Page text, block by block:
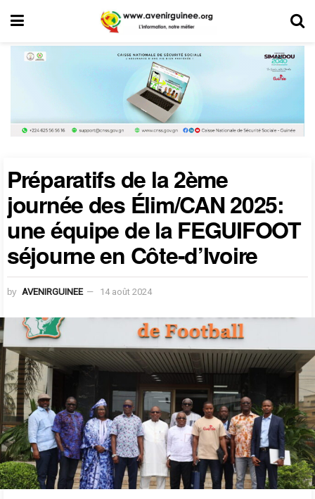
Préparatifs de la 2ème
journée des Élim/CAN 2025:
une équipe de la FEGUIFOOT
séjourne en Côte-d’Ivoire
by AVENIRGUINEE 14 août 2024